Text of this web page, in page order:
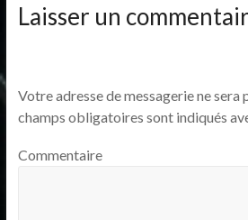
Laisser un
Votre adresse de messagerie ne sera
champs obligatoires sont indiqués
Commentaire